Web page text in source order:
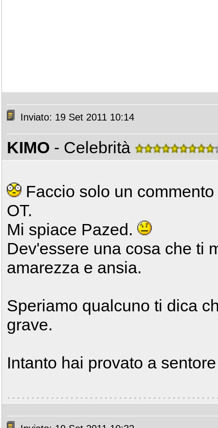
Inviato: 19 Set 2011 10:14
KIMO - Celebrità
Faccio solo un
OT.
Mi spiace Pazed.
Dev'essere una cosa che ti
amarezza e ansia.
Speriamo qualcuno ti dica
grave.
Intanto hai provato a